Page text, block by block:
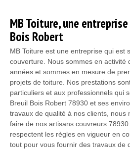
MB Toiture, une
Bois Robert
MB Toiture est une entreprise qui est
couverture. Nous sommes en activité
années et sommes en mesure de
projets de toiture. Nos prestations
particuliers et aux professionnels qui
Breuil Bois Robert 78930 et ses
travaux de qualité à nos clients, nous
faire de nos artisans couvreurs
respectent les règles en vigueur en
tout pour vous fournir des travaux de